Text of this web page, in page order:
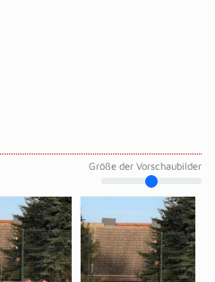
Größe der Vorschaubilder